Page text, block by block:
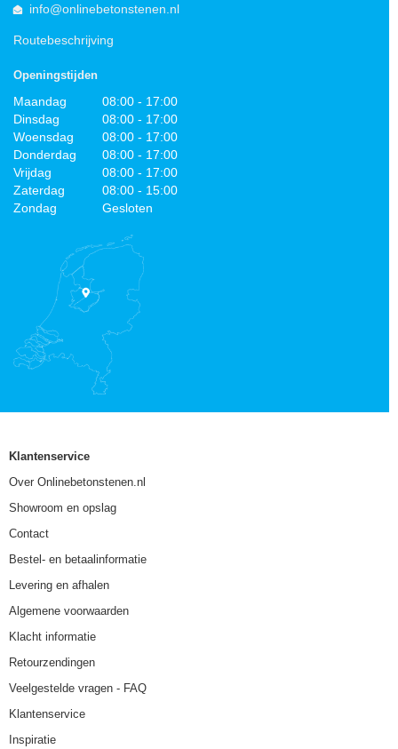
info@onlinebetonstenen.nl
Routebeschrijving
Openingstijden
Maandag
08:00 - 17:00
Dinsdag
08:00 - 17:00
Woensdag
08:00 - 17:00
Donderdag
08:00 - 17:00
Vrijdag
08:00 - 17:00
Zaterdag
08:00 - 15:00
Zondag
Gesloten
Klantenservice
Over Onlinebetonstenen.nl
Showroom en opslag
Contact
Bestel- en betaalinformatie
Levering en afhalen
Algemene voorwaarden
Klacht informatie
Retourzendingen
Veelgestelde vragen - FAQ
Klantenservice
Inspiratie